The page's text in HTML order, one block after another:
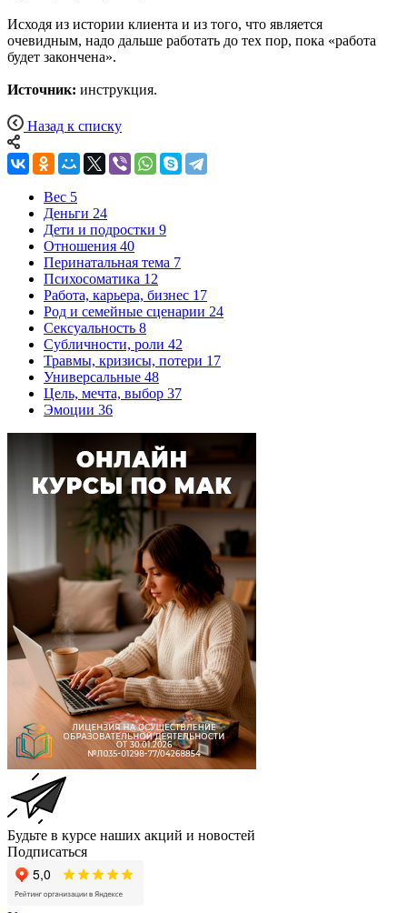
Исходя из истории клиента и из того, что является
очевидным, надо дальше работать до тех пор, пока «работа
будет закончена».
Источник: инструкция.
Назад к списку
Вес 5
Деньги 24
Дети и подростки 9
Отношения 40
Перинатальная тема 7
Психосоматика 12
Работа, карьера, бизнес 17
Род и семейные сценарии 24
Сексуальность 8
Субличности, роли 42
Травмы, кризисы, потери 17
Универсальные 48
Цель, мечта, выбор 37
Эмоции 36
Будьте в курсе наших акций и новостей
Подписаться